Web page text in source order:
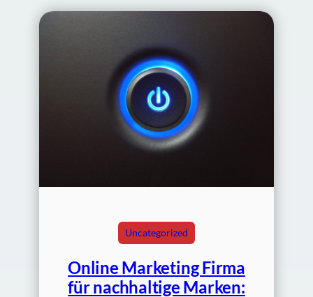
Uncategorized
Online Marketing Firma
für nachhaltige Marken: